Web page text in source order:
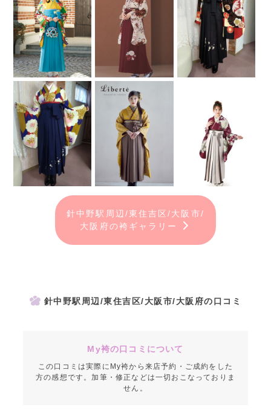
針中野駅周辺/東住吉区/大阪市/
大阪府の袴ギャラリー
針中野駅周辺/東住吉区/大阪市/大阪府の口コミ
My袴の口コミについて
この口コミは実際にMy袴から来店予約・ご成約をした
方の感想です。加筆・修正などは一切おこなっておりま
せん。